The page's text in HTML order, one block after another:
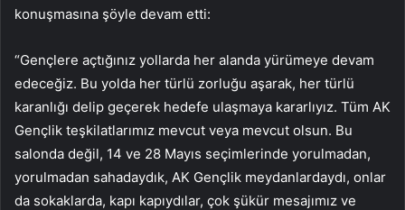
konuşmasına şöyle devam etti:
“Gençlere açtığınız yollarda her alanda yürümeye devam
edeceğiz. Bu yolda her türlü zorluğu aşarak, her türlü
karanlığı delip geçerek hedefe ulaşmaya kararlıyız. Tüm AK
Gençlik teşkilatlarımız mevcut veya mevcut olsun. Bu
salonda değil, 14 ve 28 Mayıs seçimlerinde yorulmadan,
yorulmadan sahadaydık, AK Gençlik meydanlardaydı, onlar
da sokaklarda, kapı kapıydılar, çok şükür mesajımız ve